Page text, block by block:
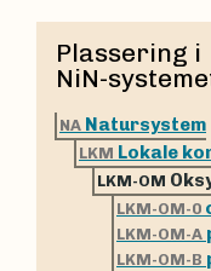
Plassering i
NiN-
NA Natursystem
LKM Lokale
LKM-OM
LKM-OM-0
LKM-OM-A
LKM-OM-B